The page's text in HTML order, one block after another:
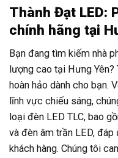
Thành Đạt LED:
chính hãng tại
Bạn đang tìm kiếm nhà
lượng cao tại Hưng
hoàn hảo dành cho bạn.
lĩnh vực chiếu sáng,
loại đèn LED TLC, bao
và đèn âm trần LED,
khách hàng. Chúng tôi